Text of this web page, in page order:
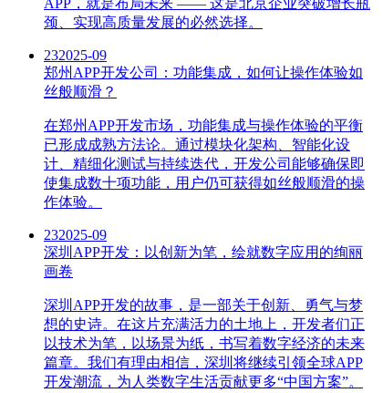
颈、实现高质量发展的必然选择。
232025-09
郑州APP开发公司：功能集成，如何让操作体验如
丝般顺滑？
在郑州APP开发市场，功能集成与操作体验的平衡
已形成成熟方法论。通过模块化架构、智能化设
计、精细化测试与持续迭代，开发公司能够确保即
使集成数十项功能，用户仍可获得如丝般顺滑的操
作体验。
232025-09
深圳APP开发：以创新为笔，绘就数字应用的绚丽
画卷
深圳APP开发的故事，是一部关于创新、勇气与梦
想的史诗。在这片充满活力的土地上，开发者们正
以技术为笔，以场景为纸，书写着数字经济的未来
篇章。我们有理由相信，深圳将继续引领全球APP
开发潮流，为人类数字生活贡献更多“中国方案”。